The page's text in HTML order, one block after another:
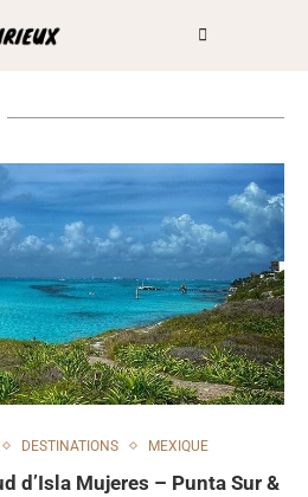
DESTINATIONS MEXIQUE
d’Isla Mujeres – Punta Sur &